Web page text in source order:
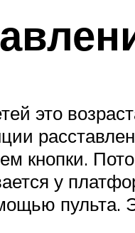
это
кнопки.
у
пульта.